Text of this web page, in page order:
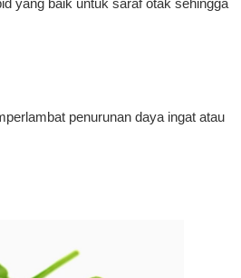
penurunan daya ingat atau